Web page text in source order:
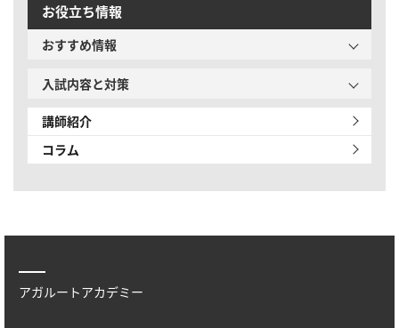
お役立ち情報
おすすめ情報
入試内容と対策
講師紹介
コラム
アガルートアカデミー